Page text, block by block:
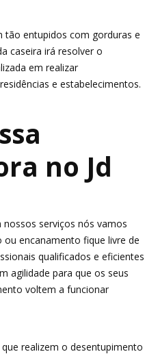
tão entupidos com gorduras e
caseira irá resolver o
em realizar
e estabelecimentos.
no Jd
nossos serviços nós vamos
ou encanamento fique livre de
qualificados e eficientes
agilidade para que os seus
voltem a funcionar
realizem o desentupimento